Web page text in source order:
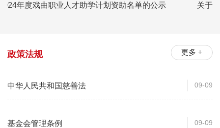
年度戏曲职业人才助学计划资助名单的公示 关于
政策法规 更多 +
中华人民共和国慈善法 09-09
基金会管理条例 09-09